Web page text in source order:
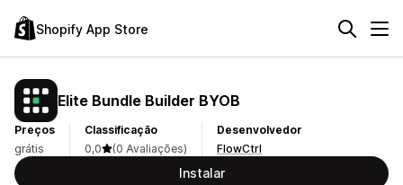
Shopify App Store
Elite Bundle Builder BYOB
Preços
grátis
Classificação
0,0
(0 Avaliações)
Desenvolvedor
FlowCtrl
Instalar